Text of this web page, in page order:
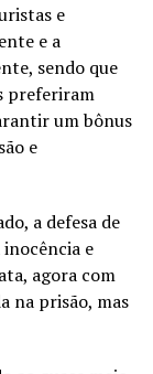
e
e a
sendo que
preferiram
um bônus
e
a defesa de
e
agora com
na prisão, mas